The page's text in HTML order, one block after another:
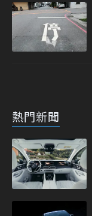
熱門新聞